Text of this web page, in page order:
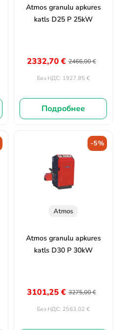
Atmos granulu apkures
katls D25 P 25kW
2466,00€
2332,70 €
Без НДС: 1927,85 €
Подробнее
-5%
Atmos
Atmos granulu apkures
katls D30 P 30kW
3275,00€
3101,25 €
Без НДС: 2563,02 €